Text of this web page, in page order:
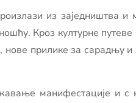
из заједништва и
Кроз културне путеве
прилике за сарадњу и
манифестације и с